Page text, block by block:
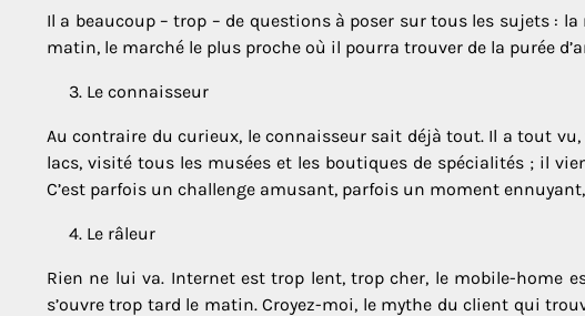
Il a beaucoup – trop – de questions à poser sur tous les sujets :
matin, le marché le plus proche où il pourra trouver de la purée
3. Le connaisseur
Au contraire du curieux, le connaisseur sait déjà tout. Il a tout
lacs, visité tous les musées et les boutiques de spécialités ; il
C’est parfois un challenge amusant, parfois un moment
4. Le râleur
Rien ne lui va. Internet est trop lent, trop cher, le mobile-home
s’ouvre trop tard le matin. Croyez-moi, le mythe du client qui